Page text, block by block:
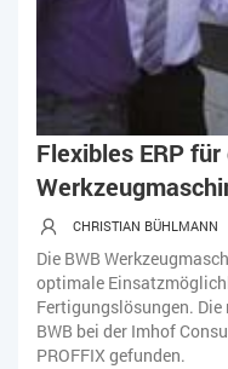
Flexibles ERP
CHRISTIAN BÜHLMANN
Die BWB
optimale
Fertigungslösungen.
BWB bei der Imhof
PROFFIX gefunden.